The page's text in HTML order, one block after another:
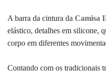
A barra da cintura da Camisa
elástico, detalhes em silicone,
corpo em diferentes
Contando com os tradicionais